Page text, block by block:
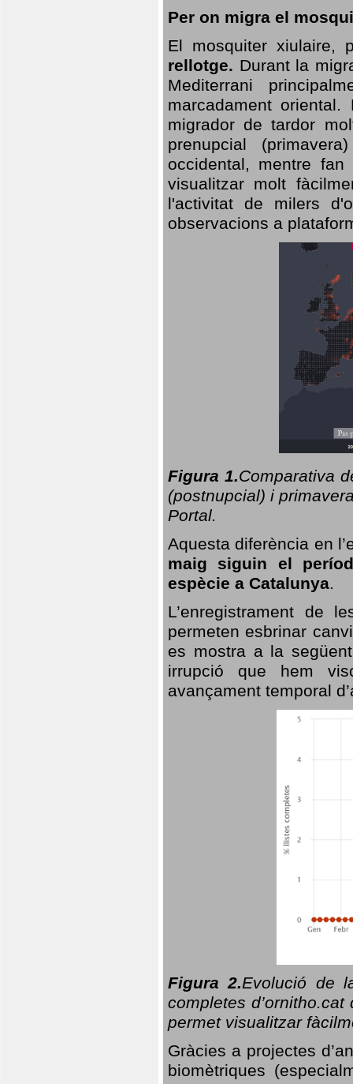
Per on migra el
El mosquiter xiulaire,
rellotge. Durant la
Mediterrani
marcadament
migrador de tardor
prenupcial
occidental, mentre
visualitzar molt
l'activitat de milers
observacions a
Figura 1.Comparativa
(postnupcial) i
Portal.
Aquesta diferència en
maig siguin el
espècie a Catalunya.
L’enregistrament de
permeten esbrinar
es mostra a la
irrupció que hem
avançament temporal
Figura 2.Evolució de
completes
permet visualitzar
Gràcies a projectes
biomètriques